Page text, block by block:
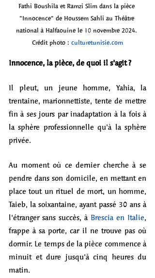
Fathi Boushila et Ramzi Slim dans la pièce
"Innocence" de Houssem Sahli au Théâtre
national à Halfaouine le 10 novembre 2024.
Crédit photo : culturetunisie.com
Innocence, la pièce, de quoi il s'agit ?
Il pleut, un jeune homme, Yahia, la
trentaine, marionnettiste, tente de mettre
fin à ses jours par inadaptation à la fois à
la sphère professionnelle qu'à la sphère
privée.
Au moment où ce dernier cherche à se
pendre dans son domicile, en mettant en
place tout un rituel de mort, un homme,
Taieb, la soixantaine, ayant passé 30 ans à
l'étranger sans succès, à Brescia en Italie,
frappe à sa porte, car il ne trouve pas où
dormir. Le temps de la pièce commence à
minuit et dure jusqu'à cinq heures du
matin.